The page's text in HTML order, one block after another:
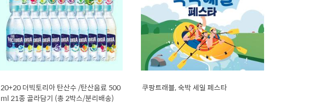
20+20 더빅토리아 탄산수 /탄산음료 500
ml 21종 골라담기 (총 2박스/분리배송)
쿠팡트래블, 숙박 세일 페스타